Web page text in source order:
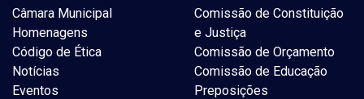
Câmara Municipal
Homenagens
Código de Ética
Notícias
Eventos
Comissão de Constituição
e Justiça
Comissão de Orçamento
Comissão de Educação
Preposições